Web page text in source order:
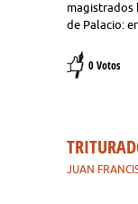
magistrados
de Palacio:
0 Votos
JUAN